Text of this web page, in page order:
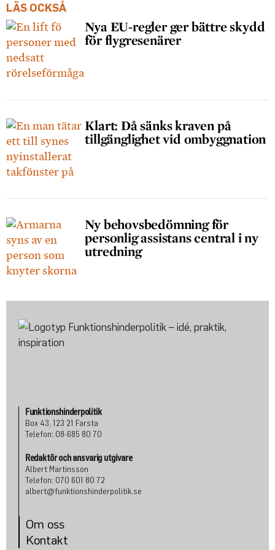
LÄS OCKSÅ
Nya EU-regler ger bättre skydd
för flygresenärer
Klart: Då sänks kraven på
tillgänglighet vid ombyggnation
Ny behovsbedömning för
personlig assistans central i ny
utredning
Funktionshinderpolitik
Box 43, 123 21 Farsta
Telefon: 08-685 80 70
Redaktör och ansvarig utgivare
Albert Martinsson
Telefon: 070 601 80 72
albert@funktionshinderpolitik.se
Om oss
Kontakt